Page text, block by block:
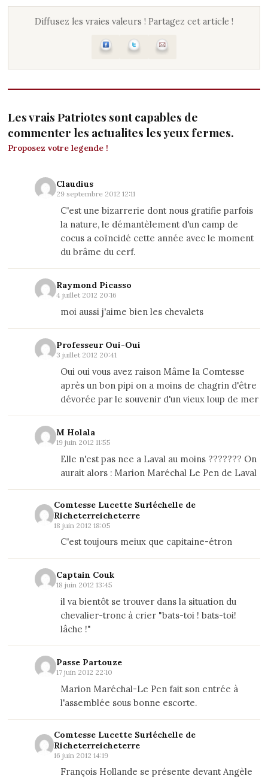
Diffusez les vraies valeurs ! Partagez cet article !
Les vrais Patriotes sont capables de
commenter les actualites les yeux fermes.
Proposez votre legende !
Claudius
29 septembre 2012 12:11
C'est une bizarrerie dont nous gratifie parfois
la nature, le démantèlement d'un camp de
cocus a coïncidé cette année avec le moment
du brâme du cerf.
Raymond Picasso
4 juillet 2012 20:16
moi aussi j'aime bien les chevalets
Professeur Oui-Oui
3 juillet 2012 20:41
Oui oui vous avez raison Mâme la Comtesse
après un bon pipi on a moins de chagrin d'être
dévorée par le souvenir d'un vieux loup de mer
M Holala
19 juin 2012 11:55
Elle n'est pas nee a Laval au moins ??????? On
aurait alors : Marion Maréchal Le Pen de Laval
Comtesse Lucette Surléchelle de
Richeterreicheterre
18 juin 2012 18:05
C'est toujours meiux que capitaine-étron
Captain Couk
18 juin 2012 13:45
il va bientôt se trouver dans la situation du
chevalier-tronc à crier "bats-toi ! bats-toi!
lâche !"
Passe Partouze
17 juin 2012 22:10
Marion Maréchal-Le Pen fait son entrée à
l'assemblée sous bonne escorte.
Comtesse Lucette Surléchelle de
Richeterreicheterre
16 juin 2012 14:19
François Hollande se présente devant Angèle